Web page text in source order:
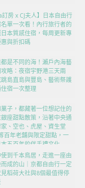
訂房 x CJ夫人】日本自由行
單一次看！內行旅行者的
本質感住宿，每周更新專
與折扣碼
是不同的海！瀨戶內海藝
略：夜宿宇野港三天兩
島直島與豐島、藝術祭護
宿一次整理
子，都藏著一位想記住的
座甜點散策，沿著中央通
、空也、虎屋、資生堂
百年老舖與限定甜點，一
五百年的伴手禮文化
到千本鳥居，走進一座由
成的山｜京都自由行一定
稻荷大社與8個最值得停